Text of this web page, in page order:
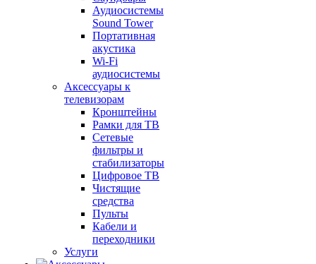
Аудиосистемы
Sound Tower
Портативная
акустика
Wi-Fi
аудиосистемы
Аксессуары к
телевизорам
Кронштейны
Рамки для ТВ
Сетевые
фильтры и
стабилизаторы
Цифровое ТВ
Чистящие
средства
Пульты
Кабели и
переходники
Услуги